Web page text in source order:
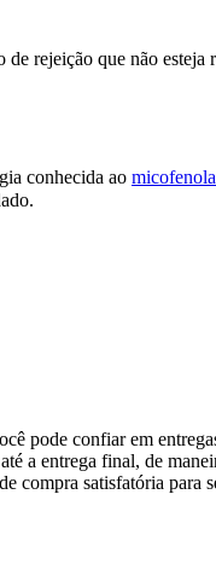
rejeição que não
conhecida ao
pode confiar em
a entrega final, de
compra satisfatória para